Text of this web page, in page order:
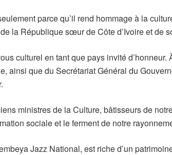
parce qu’il rend hommage à la
la République sœur de Côte d’Ivoire et de
culturel en tant que pays invité
ainsi que du Secrétariat Général du
ministres de la Culture, bâtisseurs de
sociale et le ferment de notre
Jazz National, est riche d’un